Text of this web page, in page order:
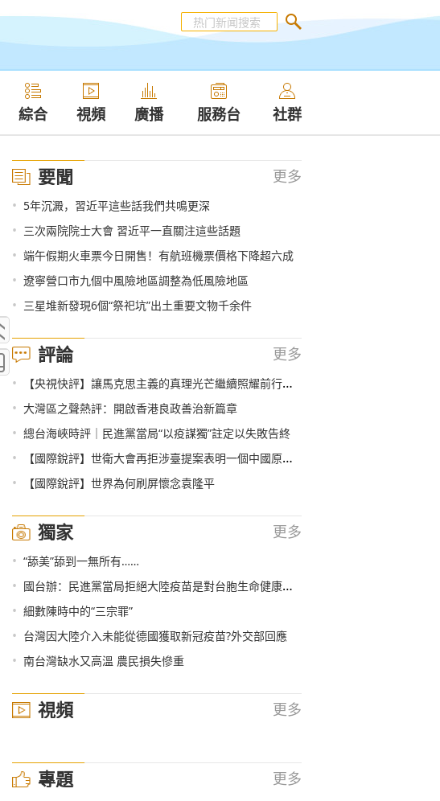
綜合 視頻 廣播 服務台 社群
要聞 更多
• 5年沉澱，習近平這些話我們共鳴更深
• 三次兩院院士大會 習近平一直關注這些話題
• 端午假期火車票今日開售！有航班機票價格下降超六成
• 遼寧營口市九個中風險地區調整為低風險地區
• 三星堆新發現6個“祭祀坑”出土重要文物千余件
評論 更多
• 【央視快評】讓馬克思主義的真理光芒繼續照耀前行之路
• 大灣區之聲熱評：開啟香港良政善治新篇章
• 總台海峽時評｜民進黨當局“以疫謀獨”註定以失敗告終
• 【國際銳評】世衛大會再拒涉臺提案表明一個中國原則不容挑戰
• 【國際銳評】世界為何刷屏懷念袁隆平
獨家 更多
• “舔美”舔到一無所有……
• 國台辦：民進黨當局拒絕大陸疫苗是對台胞生命健康安全的冷血
• 細數陳時中的“三宗罪”
• 台灣因大陸介入未能從德國獲取新冠疫苗?外交部回應
• 南台灣缺水又高溫 農民損失慘重
視頻 更多
專題 更多